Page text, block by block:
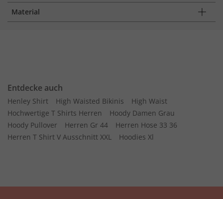
Material
Entdecke auch
Henley Shirt High Waisted Bikinis
High Waist
Hochwertige T Shirts Herren
Hoody Damen Grau
Hoody Pullover
Herren Gr 44
Herren Hose 33 36
Herren T Shirt V Ausschnitt XXL
Hoodies Xl